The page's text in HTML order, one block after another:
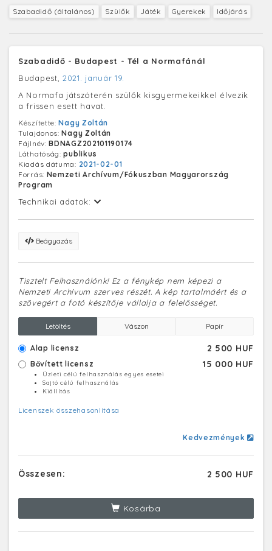
Szabadidő (általános) Szülők Játék Gyerekek Időjárás
Szabadidő - Budapest - Tél a Normafánál
Budapest, 2021. január 19.
A Normafa játszóterén szülők kisgyermekeikkel élvezik
a frissen esett havat.
Készítette:Nagy Zoltán
Tulajdonos:Nagy Zoltán
Fájlnév:BDNAGZ202101190174
Láthatóság:publikus
Kiadás dátuma: 2021-02-01
Forrás: Nemzeti Archívum/Fókuszban Magyarország
Program
Technikai adatok:
Beágyazás
Tisztelt Felhasználónk! Ez a fénykép nem képezi a
Nemzeti Archívum szerves részét. A kép tartalmáért és a
szövegért a fotó készítője vállalja a felelősséget.
Letöltés Vászon Papír
Alap licensz 2 500 HUF
Bővített licensz 15 000 HUF
Üzleti célú felhasználás egyes esetei
Sajtó célú felhasználás
Kiállítás
Licenszek összehasonlítása
Kedvezmények
Összesen: 2 500 HUF
Kosárba